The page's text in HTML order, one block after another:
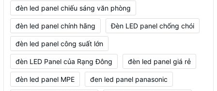
đèn led panel chiếu sáng văn phòng
đèn led panel chính hãng Đèn LED panel chống chói
đèn led panel công suất lớn
đèn LED Panel của Rạng Đông đèn led panel giá rẻ
đèn led panel MPE đen led panel panasonic